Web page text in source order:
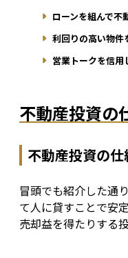
ローンを組んで不
利回りの高い物件
営業トークを信用
不動産投資の
不動産投資の
冒頭でも紹介した通
て人に貸すことで安
売却益を得たりする